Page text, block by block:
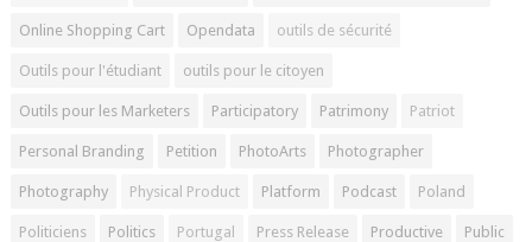
Online Shopping Cart Opendata outils de sécurité
Outils pour l'étudiant outils pour le citoyen
Outils pour les Marketers Participatory Patrimony Patriot
Personal Branding Petition PhotoArts Photographer
Photography Physical Product Platform Podcast Poland
Politiciens Politics Portugal Press Release Productive Public